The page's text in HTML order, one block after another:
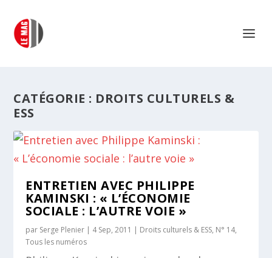
CATÉGORIE : DROITS CULTURELS &
ESS
ENTRETIEN AVEC PHILIPPE
KAMINSKI : « L’ÉCONOMIE
SOCIALE : L’AUTRE VOIE »
par Serge Plenier | 4 Sep, 2011 | Droits culturels & ESS, N° 14,
Tous les numéros